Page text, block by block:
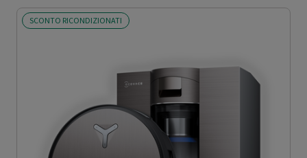
SCONTO RICONDIZIONATI